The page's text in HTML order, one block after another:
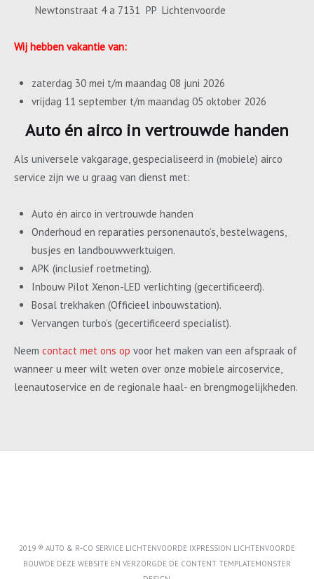
Newtonstraat 4 a 7131 PP Lichtenvoorde
Wij hebben vakantie van:
zaterdag 30 mei t/m maandag 08 juni 2026
vrijdag 11 september t/m maandag 05 oktober 2026
Auto én airco in vertrouwde handen
Als universele vakgarage, gespecialiseerd in (mobiele) airco
service zijn we u graag van dienst met:
Auto én airco in vertrouwde handen
Onderhoud en reparaties personenauto’s, bestelwagens,
busjes en landbouwwerktuigen.
APK (inclusief roetmeting).
Inbouw Pilot Xenon-LED verlichting (gecertificeerd).
Bosal trekhaken (Officieel inbouwstation).
Vervangen turbo’s (gecertificeerd specialist).
Neem contact met ons op voor het maken van een afspraak of
wanneer u meer wilt weten over onze mobiele aircoservice,
leenautoservice en de regionale haal- en brengmogelijkheden.
2019 ® AUTO & R-CO SERVICE LICHTENVOORDE IXPRESSION LICHTENVOORDE
BOUWDE DEZE WEBSITE EN VERZORGDE DE CONTENT TEMPLATEMONSTER